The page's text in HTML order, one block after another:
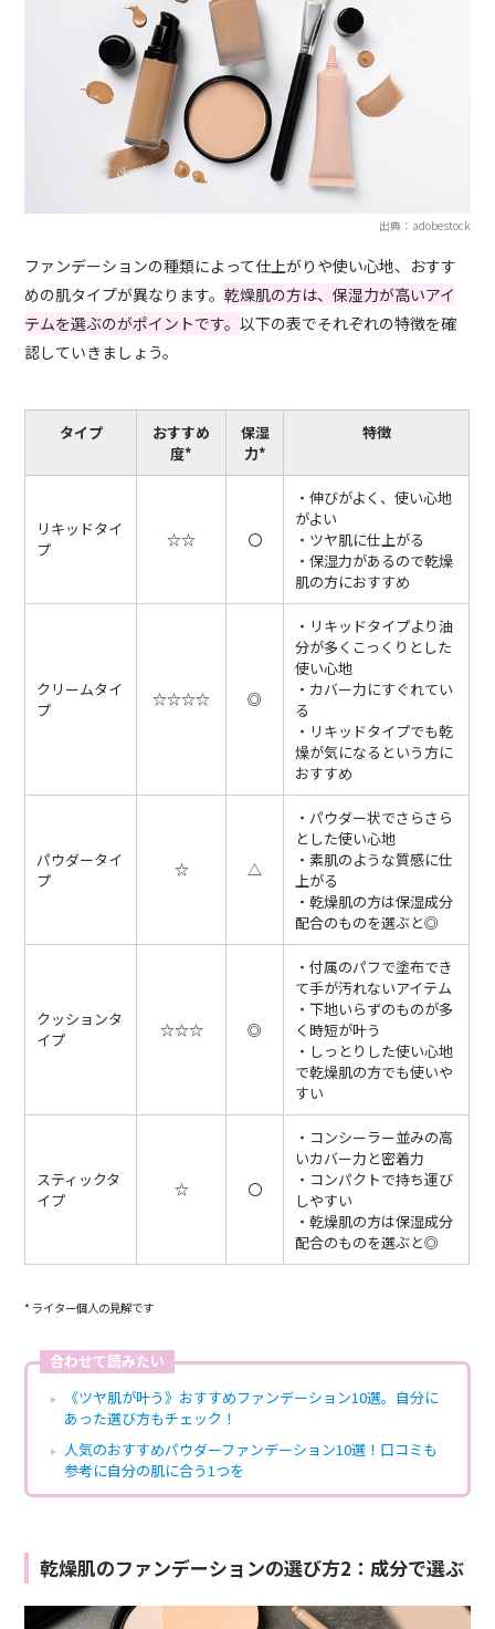
出典：adobestock
ファンデーションの種類によって仕上がりや使い心地、おすす
めの肌タイプが異なります。乾燥肌の方は、保湿力が高いアイ
テムを選ぶのがポイントです。以下の表でそれぞれの特徴を確
認していきましょう。
タイプ
おすすめ
度*
保湿
力*
特徴
リキッドタイ
プ
☆☆ 〇
・伸びがよく、使い心地
がよい
・ツヤ肌に仕上がる
・保湿力があるので乾燥
肌の方におすすめ
クリームタイ
プ
☆☆☆☆ ◎
・リキッドタイプより油
分が多くこっくりとした
使い心地
・カバー力にすぐれてい
る
・リキッドタイプでも乾
燥が気になるという方に
おすすめ
パウダータイ
プ
☆ △
・パウダー状でさらさら
とした使い心地
・素肌のような質感に仕
上がる
・乾燥肌の方は保湿成分
配合のものを選ぶと◎
クッションタ
イプ
☆☆☆ ◎
・付属のパフで塗布でき
て手が汚れないアイテム
・下地いらずのものが多
く時短が叶う
・しっとりした使い心地
で乾燥肌の方でも使いや
すい
スティックタ
イプ
☆ 〇
・コンシーラー並みの高
いカバー力と密着力
・コンパクトで持ち運び
しやすい
・乾燥肌の方は保湿成分
配合のものを選ぶと◎
* ライター個人の見解です
合わせて読みたい
《ツヤ肌が叶う》おすすめファンデーション10選。自分に
あった選び方もチェック！
人気のおすすめパウダーファンデーション10選！口コミも
参考に自分の肌に合う1つを
乾燥肌のファンデーションの選び方2：成分で選ぶ